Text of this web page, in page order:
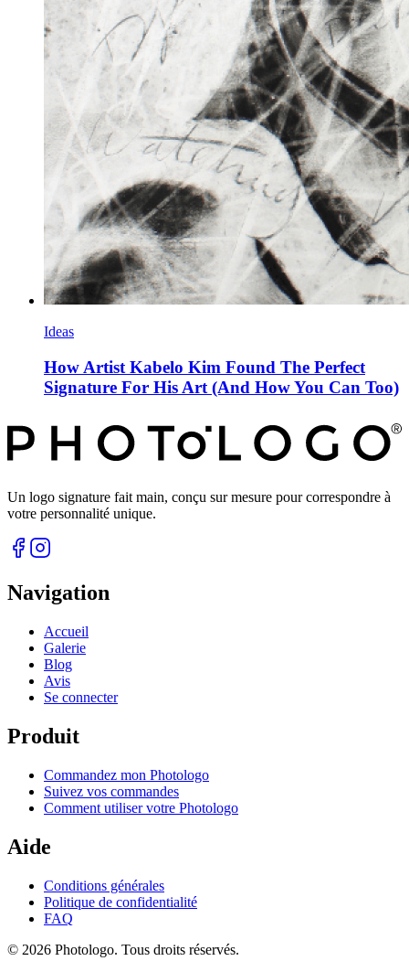
Ideas
How Artist Kabelo Kim Found The Perfect
Signature For His Art (And How You Can Too)
Un logo signature fait main, conçu sur mesure pour correspondre à
votre personnalité unique.
Navigation
Accueil
Galerie
Blog
Avis
Se connecter
Produit
Commandez mon Photologo
Suivez vos commandes
Comment utiliser votre Photologo
Aide
Conditions générales
Politique de confidentialité
FAQ
© 2026 Photologo. Tous droits réservés.